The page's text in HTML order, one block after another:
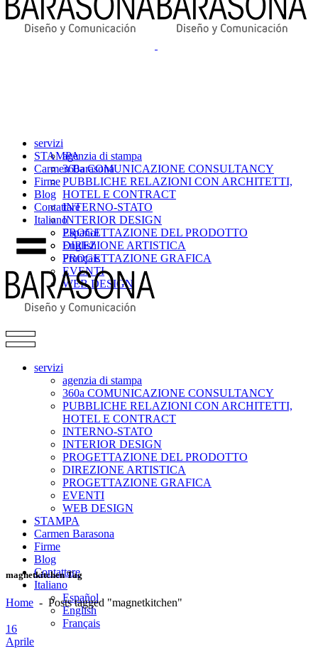
servizi
agenzia di stampa
360a COMUNICAZIONE CONSULTANCY
PUBBLICHE RELAZIONI CON ARCHITETTI,
HOTEL E CONTRACT
INTERNO-STATO
INTERIOR DESIGN
PROGETTAZIONE DEL PRODOTTO
DIREZIONE ARTISTICA
PROGETTAZIONE GRAFICA
EVENTI
WEB DESIGN
STAMPA
Carmen Barasona
Firme
Blog
Contattare
Italiano
Español
English
Français
servizi
agenzia di stampa
360a COMUNICAZIONE CONSULTANCY
PUBBLICHE RELAZIONI CON ARCHITETTI,
HOTEL E CONTRACT
INTERNO-STATO
INTERIOR DESIGN
PROGETTAZIONE DEL PRODOTTO
DIREZIONE ARTISTICA
PROGETTAZIONE GRAFICA
EVENTI
WEB DESIGN
STAMPA
Carmen Barasona
Firme
Blog
Contattare
Italiano
Español
English
Français
magnetkitchen Tag
Home - Posts tagged "magnetkitchen"
16
Aprile